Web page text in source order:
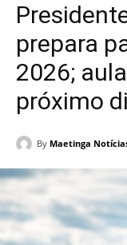
prepara
2026;
próximo
By Maetinga